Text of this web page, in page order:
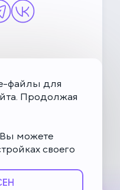
и обработки данных
клиники
файлы для
Продолжая
Вы можете
своего